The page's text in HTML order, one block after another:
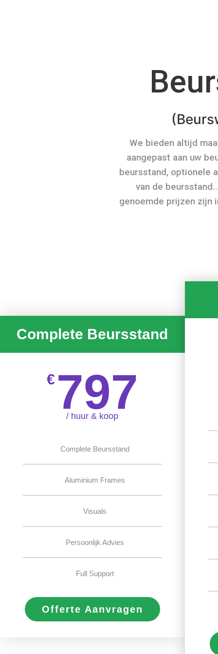
We bieden altijd
aangepast aan uw
beursstand, optionele
van de
genoemde prijzen zijn
Complete Beursstand
€ 797
/ huur & koop
Complete Beursstand
Aluminium Frames
Visuals
Persoonlijk Advies
Full Support
Offerte Aanvragen